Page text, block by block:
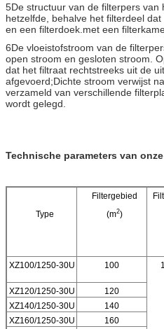
5De structuur van de filterpers van
hetzelfde, behalve het filterdeel
en een filterdoek.met een
6De vloeistofstroom van de
open stroom en gesloten stroom.
dat het filtraat rechtstreeks uit de
afgevoerd;Dichte stroom verwijst
verzameld van verschillende
wordt gelegd.
Technische parameters van
Type
Filtergebied
(m2)
XZ100/1250-30U 100
XZ120/1250-30U 120
XZ140/1250-30U
140
XZ160/1250-30U
160